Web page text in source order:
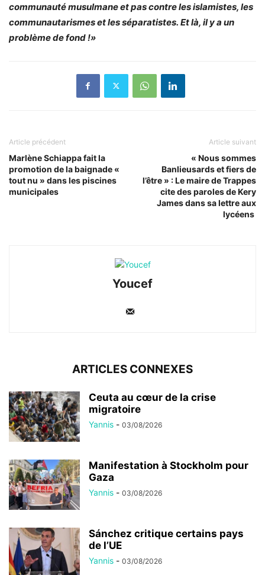
communauté musulmane et pas contre les islamistes, les
communautarismes et les séparatistes. Et là, il y a un
problème de fond !»
Article précédent
Marlène Schiappa fait la
promotion de la baignade «
tout nu » dans les piscines
municipales
Article suivant
« Nous sommes
Banlieusards et fiers de
l’être » : Le maire de Trappes
cite des paroles de Kery
James dans sa lettre aux
lycéens
Youcef
ARTICLES CONNEXES
Ceuta au cœur de la crise
migratoire
Yannis - 03/08/2026
Manifestation à Stockholm pour
Gaza
Yannis - 03/08/2026
Sánchez critique certains pays
de l’UE
Yannis - 03/08/2026